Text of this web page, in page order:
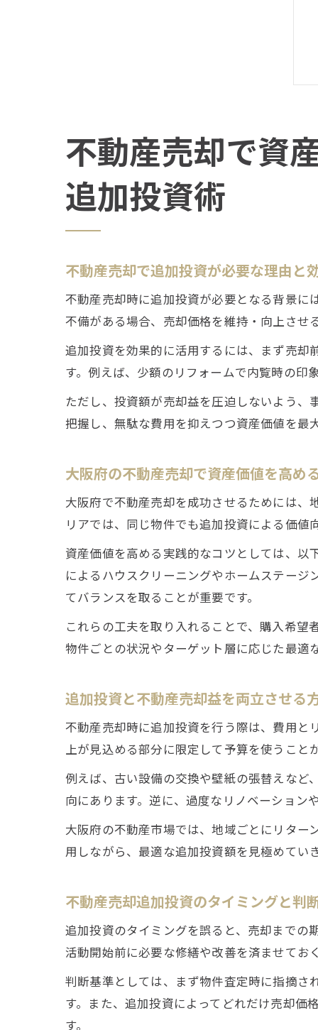
不動産売却で資
追加投資術
不動産売却で追加投資が必要な理由と
不動産売却時に追加投資が必要となる背景に
不備がある場合、売却価格を維持・向上させ
追加投資を効果的に活用するには、まず売却
す。例えば、少額のリフォームで内覧時の印
ただし、投資額が売却益を圧迫しないよう、
把握し、無駄な費用を抑えつつ資産価値を最
大阪府の不動産売却で資産価値を高め
大阪府で不動産売却を成功させるためには
リアでは、同じ物件でも追加投資による価値
資産価値を高める実践的なコツとしては、以
によるハウスクリーニングやホームステー
てバランスを取ることが重要です。
これらの工夫を取り入れることで、購入希望
物件ごとの状況やターゲット層に応じた最適
追加投資と不動産売却益を両立させる
不動産売却時に追加投資を行う際は、費用と
上が見込める部分に限定して予算を使うこと
例えば、古い設備の交換や壁紙の張替えな
向にあります。逆に、過度なリノベーション
大阪府の不動産市場では、地域ごとにリタ
用しながら、最適な追加投資額を見極めてい
不動産売却追加投資のタイミングと判
追加投資のタイミングを誤ると、売却までの
活動開始前に必要な修繕や改善を済ませてお
判断基準としては、まず物件査定時に指摘さ
す。また、追加投資によってどれだけ売却価
す。